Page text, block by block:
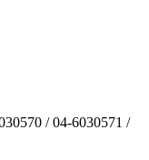
/ 04-6030571 /